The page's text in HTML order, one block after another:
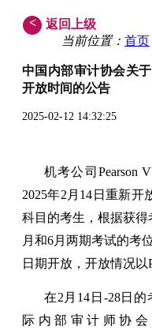
<
返回上级
当前位置： 首页
中国内部审计协会关
开放时间的公告
2025-02-12 14:32:25
机考公司Pearson
2025年2月14日重新开
科目的考生，根据获得
月和6月两期考试的考
日期开放，开放情况以
在2月14日-28日
际内部审计师协